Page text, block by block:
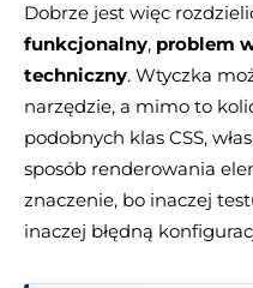
Dobrze jest więc
funkcjonalny, problem
techniczny. Wtyczka
narzędzie, a mimo to
podobnych klas CSS,
sposób renderowania
znaczenie, bo inaczej
inaczej błędną